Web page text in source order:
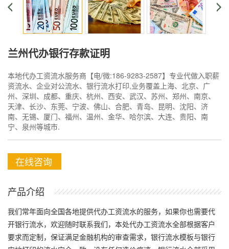
兰州代办银行存款证明
本地代办工资流水服务商【电/微:186-9283-2587】专业代做入职薪
资流水、企业对公流水、银行流水打印,业务覆盖上海、北京、广
州、深圳、成都、重庆、杭州、西安、武汉、苏州、郑州、南京、
天津、长沙、东莞、宁波、佛山、合肥、青岛、昆明、沈阳、济
南、无锡、厦门、福州、温州、金华、哈尔滨、大连、贵阳、南
宁、泉州等城市.
在线咨询
产品介绍
我们常年面向全国各地提供代办工资流水的服务，如果你也需要代
开银行流水，欢迎随时联系我们，本处代办工资流水全部根据客户
要求而定制，保证满足金融机构的审查需求，银行流水模板与银行